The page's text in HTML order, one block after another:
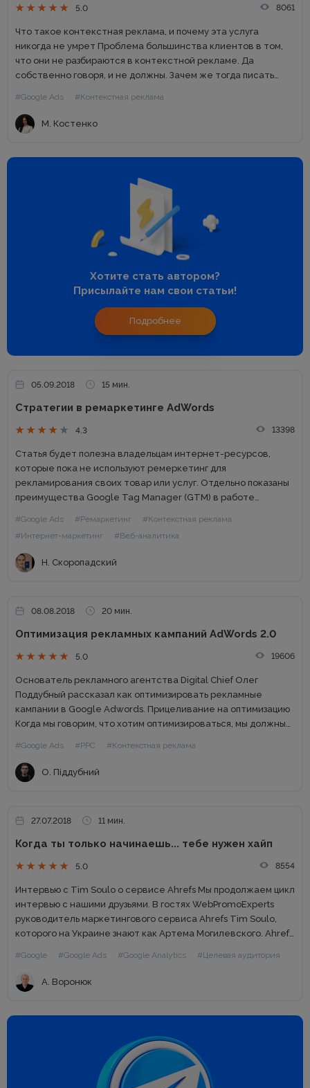
5.0 8061
Что такое контекстная реклама, и почему эта услуга
никогда не умрет Проблема большинства клиентов в том,
что они не разбираются в контекстной рекламе. Да
собственно говоря, и не должны. Зачем же тогда писать
#Google Ads #Контекстная реклама
М. Костенко
Хотите стать автором?
Присылайте нам свои статьи!
Подробнее
05.09.2018 15 мин.
Стратегии в ремаркетинге AdWords
4.3 13398
Статья будет полезна владельцам интернет-ресурсов,
которые пока не используют ремеркетинг для
рекламирования своих товар или услуг. Отдельно показаны
преимущества Google Tag Manager (GTM) в работе
Ремаркетинг или ретаргетинг — это показ рекламных
объявлений пользователям, ранее...
#Google Ads #Ремаркетинг
#Контекстная реклама
#Интернет-маркетинг
#Веб-аналитика
Н. Скоропадский
08.08.2018 20 мин.
Оптимизация рекламных кампаний AdWords 2.0
5.0 19606
Основатель рекламного агентства Digital Chief Олег
Поддубный рассказал как оптимизировать рекламные
кампании в Google Adwords. Прицеливание на оптимизацию
Когда мы говорим, что хотим оптимизироваться, мы должны
Ваши конкуренты не стоят на месте: они...
#Google Ads #PPC #Контекстная реклама
О. Піддубний
27.07.2018 11 мин.
Когда ты только начинаешь... тебе нужен хайп
5.0 8554
Интервью с Tim Soulo о сервисе Ahrefs Мы продолжаем цикл
интервью с нашими друзьями. В гостях WebPromoExperts
руководитель маркетингового сервиса Ahrefs Tim Soulo,
которого на Украине знают как Артема Могилевского. Ahrefs
#Google #Google Ads #Google Analytics #Целевая аудитория
А. Воронюк